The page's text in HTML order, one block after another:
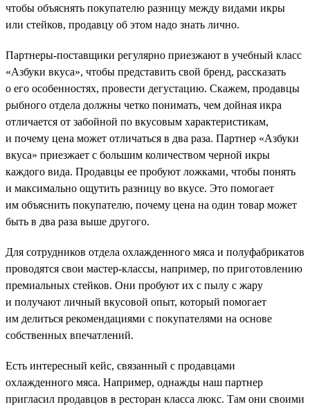
чтобы объяснять покупателю разницу между видами икры
или стейков, продавцу об этом надо знать лично.
Партнеры-поставщики регулярно приезжают в учебный класс
«Азбуки вкуса», чтобы представить свой бренд, рассказать
о его особенностях, провести дегустацию. Скажем, продавцы
рыбного отдела должны четко понимать, чем дойная икра
отличается от забойной по вкусовым характеристикам,
и почему цена может отличаться в два раза. Партнер «Азбуки
вкуса» приезжает с большим количеством черной икры
каждого вида. Продавцы ее пробуют ложками, чтобы понять
и максимально ощутить разницу во вкусе. Это помогает
им объяснить покупателю, почему цена на один товар может
быть в два раза выше другого.
Для сотрудников отдела охлажденного мяса и полуфабрикатов
проводятся свои мастер-классы, например, по приготовлению
премиальных стейков. Они пробуют их с пылу с жару
и получают личный вкусовой опыт, который помогает
им делиться рекомендациями с покупателями на основе
собственных впечатлений.
Есть интересный кейс, связанный с продавцами
охлажденного мяса. Например, однажды наш партнер
пригласил продавцов в ресторан класса люкс. Там они своими